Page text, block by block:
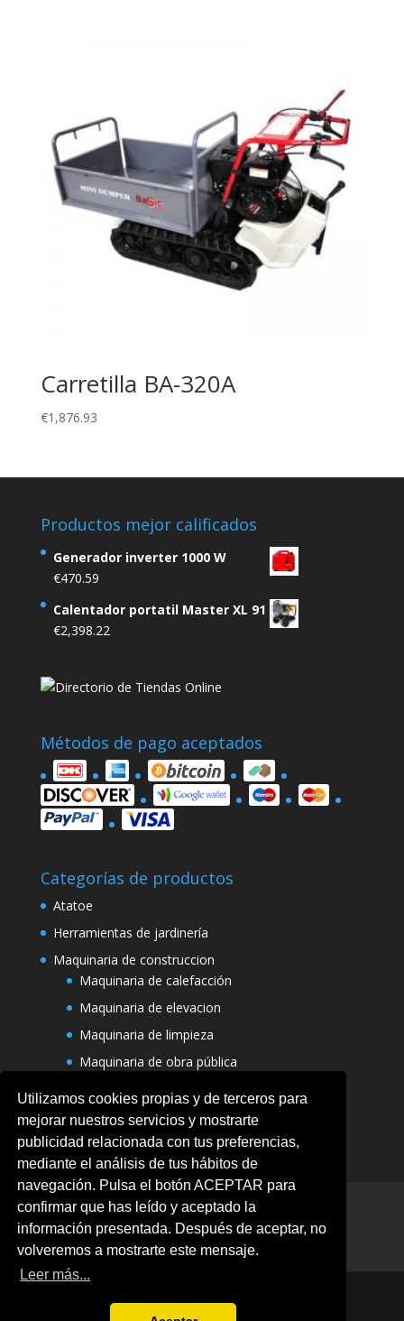
Utilizamos cookies propias y de terceros para
mejorar nuestros servicios y mostrarte
publicidad relacionada con tus preferencias,
mediante el análisis de tus hábitos de
navegación. Pulsa el botón ACEPTAR para
confirmar que has leído y aceptado la
información presentada. Después de aceptar, no
volveremos a mostrarte este mensaje.
Leer más...
Carretilla BA-320A
€1,876.93
Productos mejor calificados
Generador inverter 1000 W
€470.59
Calentador portatil Master XL 91
€2,398.22
Métodos de pago aceptados
Categorías de productos
Atatoe
Herramientas de jardinería
Maquinaria de construccion
Maquinaria de calefacción
Maquinaria de elevacion
Maquinaria de limpieza
Maquinaria de obra pública
Varias maquinarias
Aviso legal Ofertas
Política de Cookies
Politica de privacidad
Términos y condiciones